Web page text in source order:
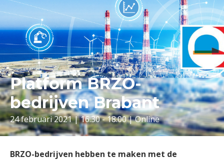
Platform BRZO-
bedrijven Brabant
24 februari 2021 | 16.30 - 18.00 | Online
BRZO-bedrijven hebben te maken met de